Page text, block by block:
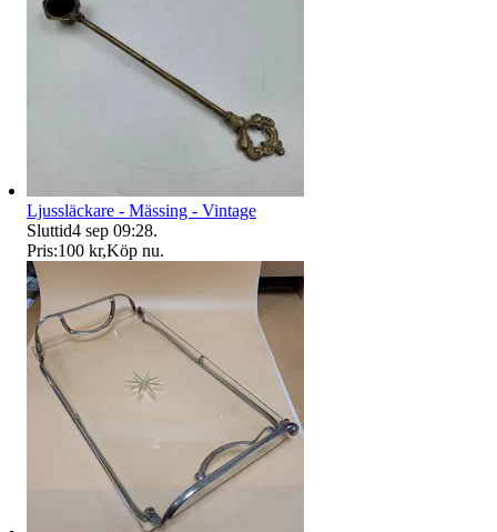
Ljussläckare - Mässing - Vintage
Sluttid4 sep 09:28.
Pris:100 kr,Köp nu.